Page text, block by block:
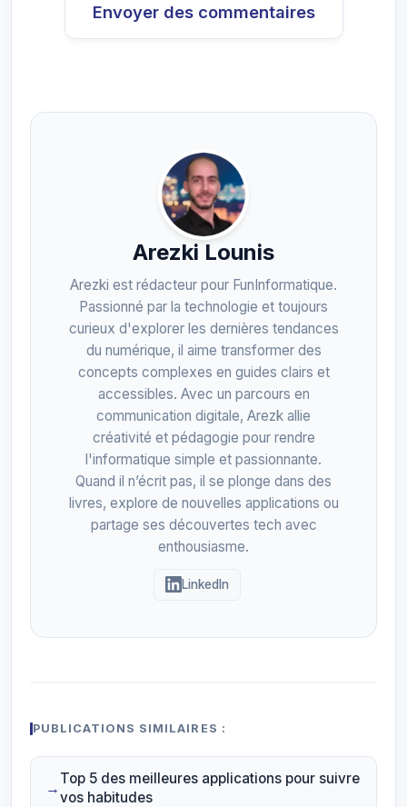
Envoyer des commentaires
Arezki Lounis
Arezki est rédacteur pour FunInformatique.
Passionné par la technologie et toujours
curieux d'explorer les dernières tendances
du numérique, il aime transformer des
concepts complexes en guides clairs et
accessibles. Avec un parcours en
communication digitale, Arezk allie
créativité et pédagogie pour rendre
l'informatique simple et passionnante.
Quand il n’écrit pas, il se plonge dans des
livres, explore de nouvelles applications ou
partage ses découvertes tech avec
enthousiasme.
LinkedIn
PUBLICATIONS SIMILAIRES :
Top 5 des meilleures applications pour suivre
vos habitudes